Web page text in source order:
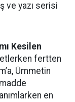
ve yazı serisi
Kesilen
fertten
Ümmetin
en